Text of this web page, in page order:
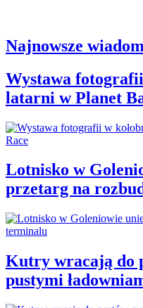
Najnowsze
Wystawa
latarni w Planet
Lotnisko w
przetarg na
Kutry wracają do
pustymi